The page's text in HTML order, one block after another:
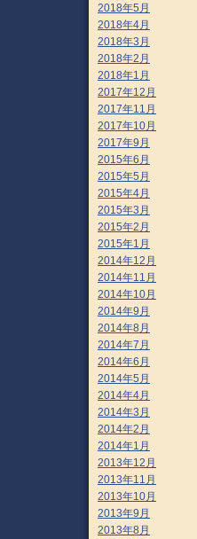
2018年5月
2018年4月
2018年3月
2018年2月
2018年1月
2017年12月
2017年11月
2017年10月
2017年9月
2015年6月
2015年5月
2015年4月
2015年3月
2015年2月
2015年1月
2014年12月
2014年11月
2014年10月
2014年9月
2014年8月
2014年7月
2014年6月
2014年5月
2014年4月
2014年3月
2014年2月
2014年1月
2013年12月
2013年11月
2013年10月
2013年9月
2013年8月